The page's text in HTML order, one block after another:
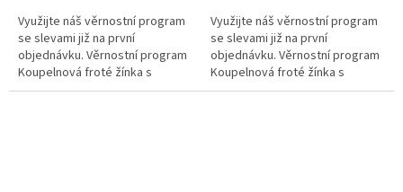
Využijte náš věrnostní program
se slevami již na první
objednávku. Věrnostní program
Koupelnová froté žínka s
poutkem v jednobarevném
Využijte náš věrnostní program
se slevami již na první
objednávku. Věrnostní program
Koupelnová froté žínka s
poutkem v jednobarevném